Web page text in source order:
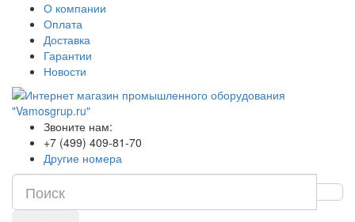
О компании
Оплата
Доставка
Гарантии
Новости
Звоните нам:
+7 (499) 409-81-70
Другие номера